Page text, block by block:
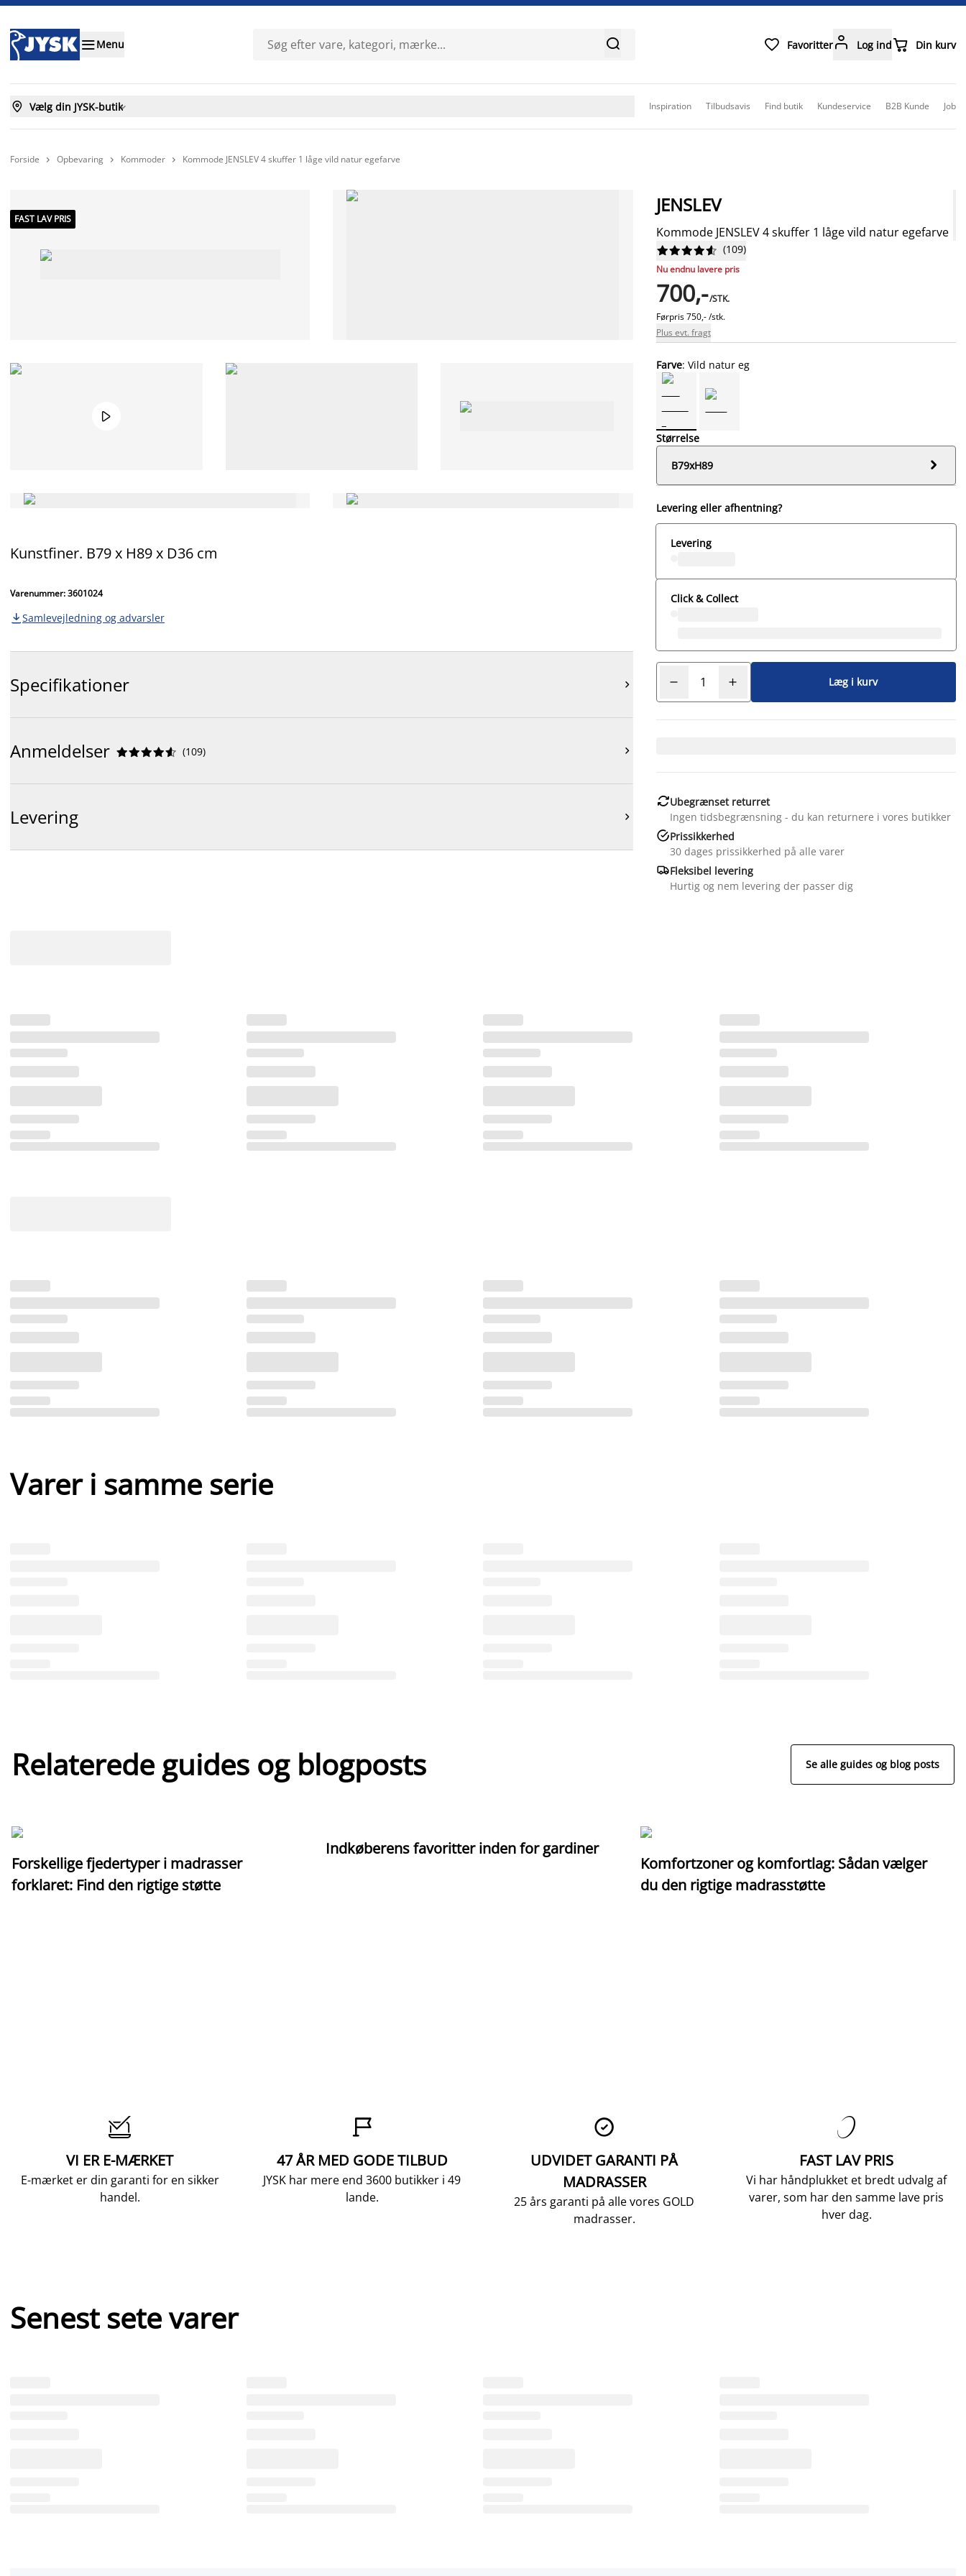
Menu   Favoritter Log ind Din kurv
 Vælg din JYSK-butik Inspiration Tilbudsavis Find butik Kundeservice B2B Kunde Job
Forside  Opbevaring  Kommoder  Kommode JENSLEV 4 skuffer 1 låge vild natur egefarve
FAST LAV PRIS

Kunstfiner. B79 x H89 x D36 cm
Varenummer: 3601024
 Samlevejledning og advarsler
Specifikationer 
Anmeldelser 




 (109) 
Levering 
JENSLEV
Kommode JENSLEV 4 skuffer 1 låge vild natur egefarve





 (109)
Nu endnu lavere pris
700,-/STK.
Førpris750,- /stk.
Plus evt. fragt
Farve: Vild natur eg
Størrelse
B79xH89

Levering eller afhentning?
Levering
Click & Collect
Læg i kurv
Ubegrænset returret
Ingen tidsbegrænsning - du kan returnere i vores butikker
Prissikkerhed
30 dages prissikkerhed på alle varer
Fleksibel levering
Hurtig og nem levering der passer dig
Varer i samme serie
Relaterede guides og blogposts Se alle guides og blog posts
Forskellige fjedertyper i madrasser
forklaret: Find den rigtige støtte
Indkøberens favoritter inden for gardiner
Komfortzoner og komfortlag: Sådan vælger
du den rigtige madrasstøtte

VI ER E-MÆRKET
E-mærket er din garanti for en sikker
handel.

47 ÅR MED GODE TILBUD
JYSK har mere end 3600 butikker i 49
lande.

UDVIDET GARANTI PÅ
MADRASSER
25 års garanti på alle vores GOLD
madrasser.

FAST LAV PRIS
Vi har håndplukket et bredt udvalg af
varer, som har den samme lave pris
hver dag.
Senest sete varer